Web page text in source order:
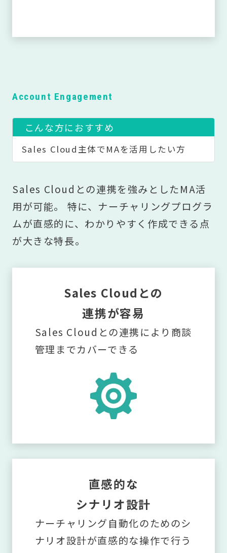
Account Engagement
こんな方におすすめ
Sales Cloud主体でMAを活用したい方
Sales Cloudとの連携を強みとしたMA活
用が可能。 特に、ナーチャリングプログラ
ムが直感的に、わかりやすく作成できる点
が大きな特長。
Sales Cloudとの
連携が容易
Sales Cloudとの連携により商談
管理までカバーできる
直感的な
シナリオ設計
ナーチャリング自動化のためのシ
ナリオ設計が直感的な操作で行う